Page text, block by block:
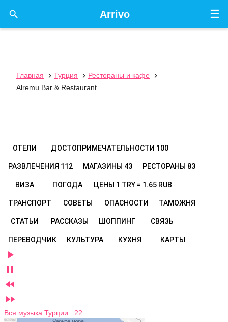
☰
Arrivo

Главная  Турция  Рестораны и кафе

Alremu Bar & Restaurant
ОТЕЛИ ДОСТОПРИМЕЧАТЕЛЬНОСТИ 100
РАЗВЛЕЧЕНИЯ 112 МАГАЗИНЫ 43 РЕСТОРАНЫ 83
ВИЗА ПОГОДА ЦЕНЫ 1 TRY = 1.65 RUB
ТРАНСПОРТ СОВЕТЫ ОПАСНОСТИ ТАМОЖНЯ
СТАТЬИ РАССКАЗЫ ШОППИНГ СВЯЗЬ
ПЕРЕВОДЧИК КУЛЬТУРА КУХНЯ КАРТЫ




Вся музыка Турции 22